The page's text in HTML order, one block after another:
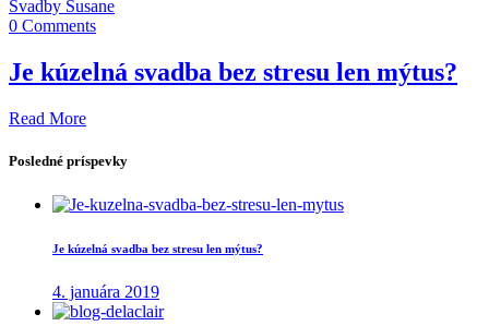
Svadby Susane
0 Comments
Je kúzelná svadba bez stresu len mýtus?
Read More
Posledné príspevky
Je kúzelná svadba bez stresu len mýtus?
4. januára 2019